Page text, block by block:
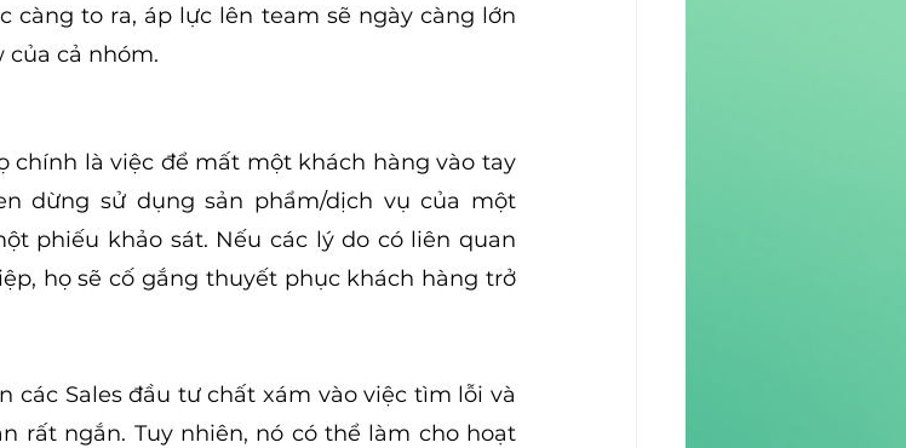
càng to ra, áp lực lên team sẽ ngày càng lớn
của cả nhóm.
chính là việc để mất một khách hàng vào tay
dừng sử dụng sản phẩm/dịch vụ của một
phiếu khảo sát. Nếu các lý do có liên quan
họ sẽ cố gắng thuyết phục khách hàng trở
các Sales đầu tư chất xám vào việc tìm lỗi và
rất ngắn. Tuy nhiên, nó có thể làm cho hoạt